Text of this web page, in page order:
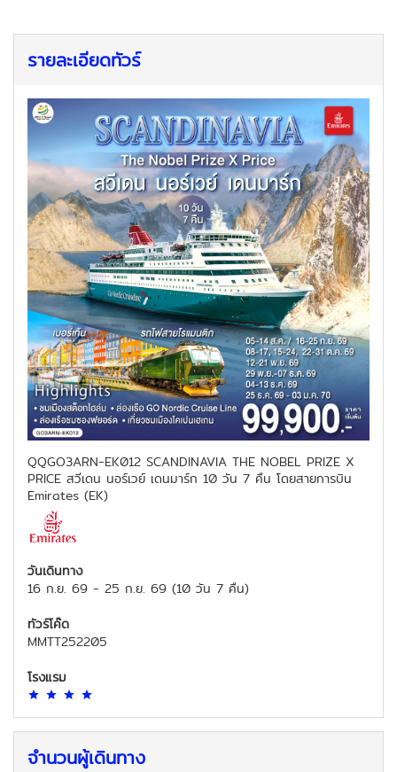
รายละเอียดทัวร์
QQGO3ARN-EK012 SCANDINAVIA THE NOBEL PRIZE X
PRICE สวีเดน นอร์เวย์ เดนมาร์ก 10 วัน 7 คืน โดยสายการบิน
Emirates (EK)
วันเดินทาง
16 ก.ย. 69 - 25 ก.ย. 69 (10 วัน 7 คืน)
ทัวร์โค๊ด
MMTT252205
โรงแรม
จำนวนผู้เดินทาง